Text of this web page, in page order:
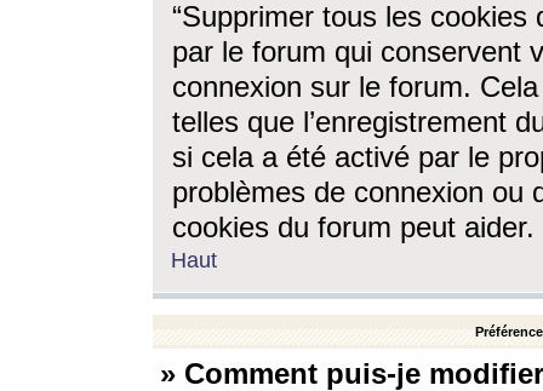
“Supprimer tous les cookies
par le forum qui conservent
connexion sur le forum.
telles que l’enregistrement
si cela a été activé par le
problèmes de connexion ou
cookies du forum peut aider.
Haut
» Comment puis-je